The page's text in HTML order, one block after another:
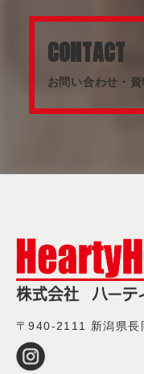
CONTACT
お問い合わせ・
〒940-2111 新潟県